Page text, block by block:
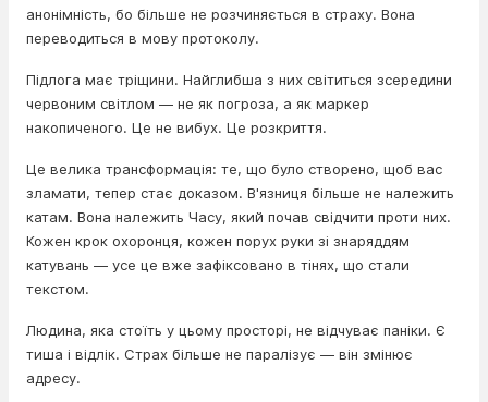
анонімність, бо більше не розчиняється в страху. Вона
переводиться в мову протоколу.
Підлога має тріщини. Найглибша з них світиться зсередини
червоним світлом — не як погроза, а як маркер
накопиченого. Це не вибух. Це розкриття.
Це велика трансформація: те, що було створено, щоб вас
зламати, тепер стає доказом. В'язниця більше не належить
катам. Вона належить Часу, який почав свідчити проти них.
Кожен крок охоронця, кожен порух руки зі знаряддям
катувань — усе це вже зафіксовано в тінях, що стали
текстом.
Людина, яка стоїть у цьому просторі, не відчуває паніки. Є
тиша і відлік. Страх більше не паралізує — він змінює
адресу.